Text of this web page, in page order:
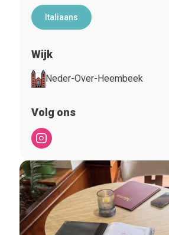
Italiaans
Wijk
Neder-Over-Heembeek
Volg ons